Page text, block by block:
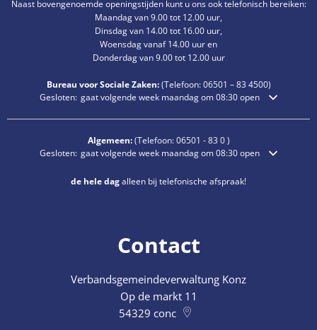
Naast bovengenoemde openingstijden kunt u ons ook telefonisch bereiken:
Maandag van 9.00 tot 12.00 uur,
Dinsdag van 14.00 tot 16.00 uur,
Woensdag vanaf 14.00 uur en
Donderdag van 9.00 tot 12.00 uur
Bureau voor Sociale Zaken:(Telefoon:06501 – 834500)
Klik om extra openings- of sluitingstijden te verbergen
Gesloten: gaat volgende week maandag om 08:30 open
Algemeen:(Telefoon:06501 - 83 0)
Klik om extra openings- of sluitingstijden te verbergen
Gesloten: gaat volgende week maandag om 08:30 open
de hele dagalleen bij telefonische afspraak!
Contact
Verbandsgemeindeverwaltung Konz
Op de markt 11
54329 conc